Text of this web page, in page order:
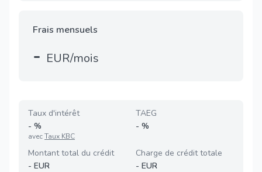
Frais mensuels
- EUR/mois
Taux d'intérêt
- %
avecTaux KBC
TAEG
- %
Montant total du crédit
- EUR
Charge de crédit totale
- EUR